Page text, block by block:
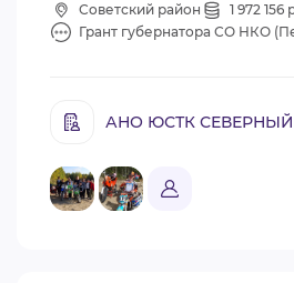
Советский район
1 972 156
Грант губернатора СО НКО
АНО ЮСТК СЕВЕРНЫЙ